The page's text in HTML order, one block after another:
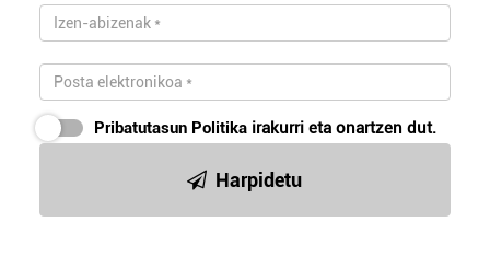
Pribatutasun Politika irakurri eta onartzen dut.
Harpidetu